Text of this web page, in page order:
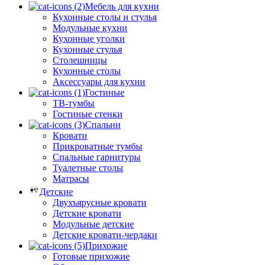
Мебель для кухни
Кухонные столы и стулья
Модульные кухни
Кухонные уголки
Кухонные стулья
Столешницы
Кухонные столы
Аксессуары для кухни
Гостиные
ТВ-тумбы
Гостиные стенки
Спальни
Кровати
Прикроватные тумбы
Спальные гарнитуры
Туалетные столы
Матрасы
Детские
Двухъярусные кровати
Детские кровати
Модульные детские
Детские кровати-чердаки
Прихожие
Готовые прихожие